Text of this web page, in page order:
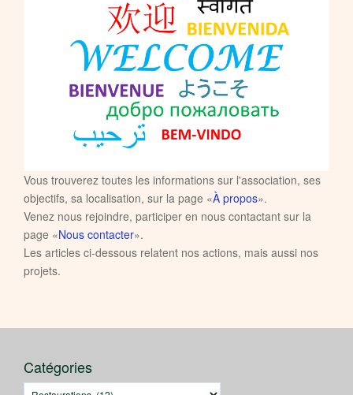
Vous trouverez toutes les informations sur l'association, ses
objectifs, sa localisation, sur la page «À propos».
Venez nous rejoindre, participer en nous contactant sur la
page «Nous contacter».
Les articles ci-dessous relatent nos actions, mais aussi nos
projets.
Catégories
Catégories